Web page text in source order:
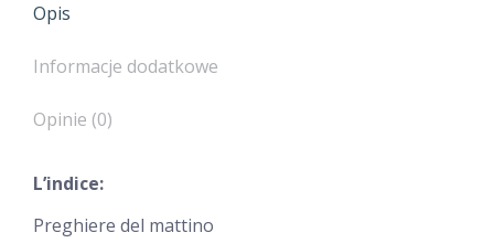
po
włosku
Opis
Informacje dodatkowe
Opinie (0)
L’indice:
Preghiere del mattino